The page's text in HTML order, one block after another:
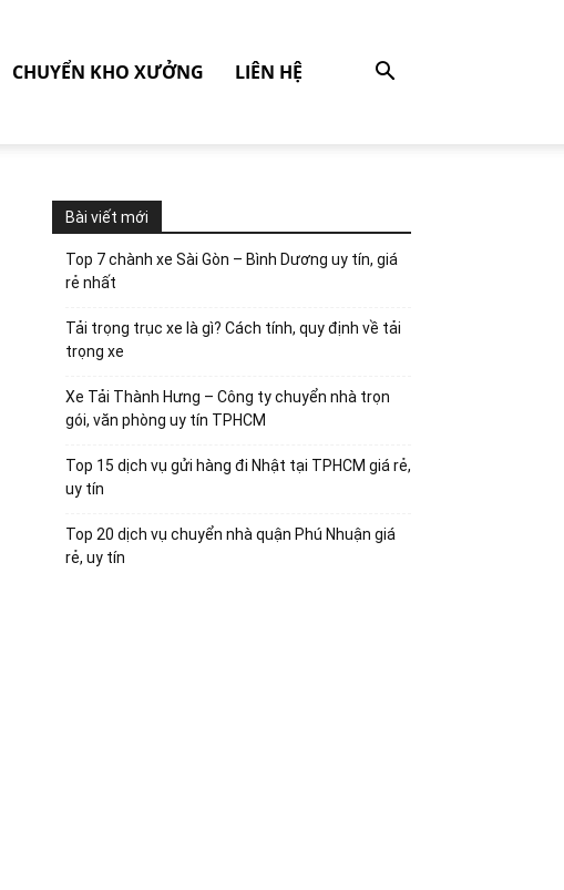
CHUYỂN KHO XƯỞNG LIÊN HỆ
Bài viết mới
Top 7 chành xe Sài Gòn – Bình Dương uy tín, giá
rẻ nhất
Tải trọng trục xe là gì? Cách tính, quy định về tải
trọng xe
Xe Tải Thành Hưng – Công ty chuyển nhà trọn
gói, văn phòng uy tín TPHCM
Top 15 dịch vụ gửi hàng đi Nhật tại TPHCM giá rẻ,
uy tín
Top 20 dịch vụ chuyển nhà quận Phú Nhuận giá
rẻ, uy tín